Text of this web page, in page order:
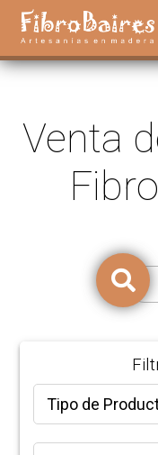
Venta